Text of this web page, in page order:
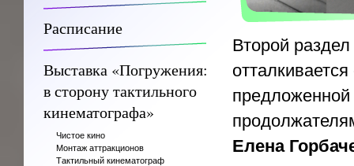
Расписание
Выставка «Погружения:
в сторону тактильного
кинематографа»
Чистое кино
Монтаж аттракционов
Тактильный кинематограф
Второй
Елена